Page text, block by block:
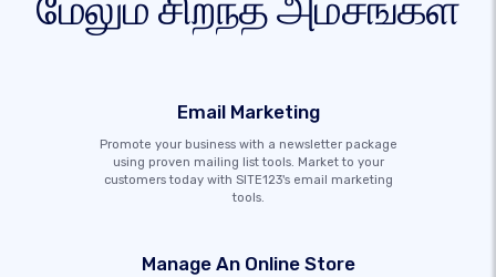
Email Marketing
Promote your business with a newsletter package
using proven mailing list tools. Market to your
customers today with SITE123's email marketing
tools.
Manage An Online Store